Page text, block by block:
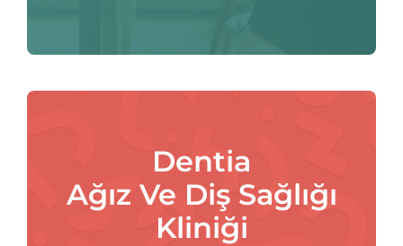
Dentia
Ağız Ve Diş Sağlığı
Kliniği